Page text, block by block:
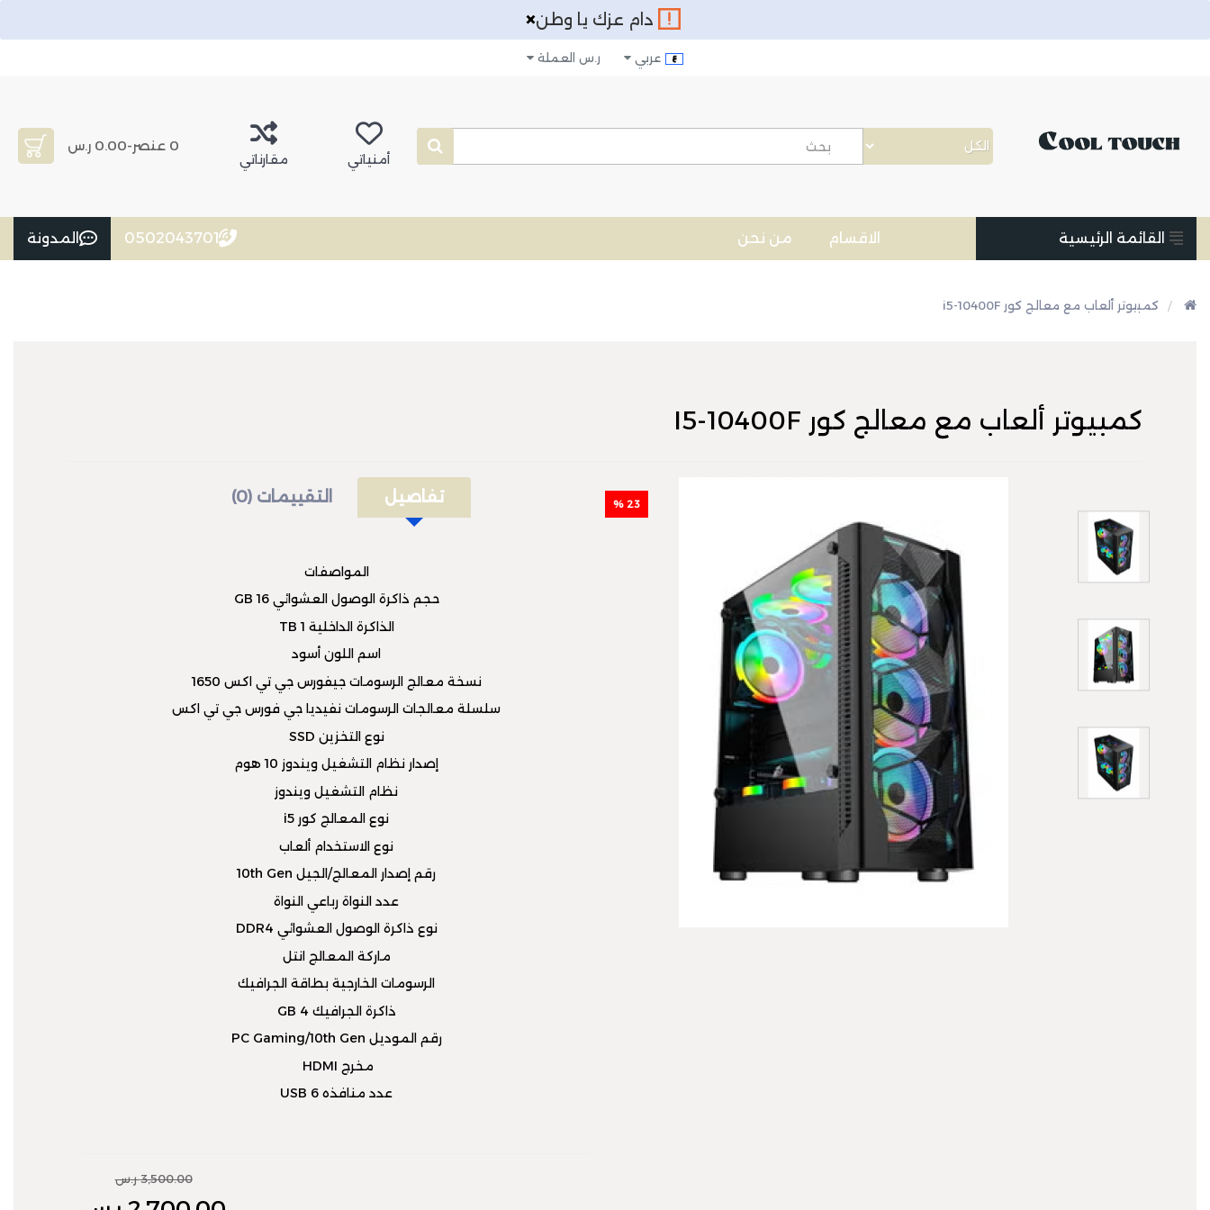
دام عزك يا وطن×
عربي ر.س العملة
أمنياتي مقارناتي
0 عنصر -0.00 ر.س
القائمة الرئيسية الاقسام من نحن 0502043701 المدونة
كمبيوتر ألعاب مع معالج كور i5-10400F
كمبيوتر ألعاب مع معالج كور I5-10400F
23 % تفاصيل التقييمات (0)
المواصفات
حجم ذاكرة الوصول العشوائي 16 GB
الذاكرة الداخلية 1 TB
اسم اللون أسود
نسخة معالج الرسومات جيفورس جي تي اكس 1650
سلسلة معالجات الرسومات نفيديا جي فورس جي تي اكس
نوع التخزين SSD
إصدار نظام التشغيل ويندوز 10 هوم
نظام التشغيل ويندوز
نوع المعالج كور i5
نوع الاستخدام ألعاب
رقم إصدار المعالج/الجيل 10th Gen
عدد النواة رباعي النواة
نوع ذاكرة الوصول العشوائي DDR4
ماركة المعالج انتل
الرسومات الخارجية بطاقة الجرافيك
ذاكرة الجرافيك 4 GB
رقم الموديل PC Gaming/10th Gen
مخرج HDMI
عدد منافذه USB 6
3,500.00 ر.س